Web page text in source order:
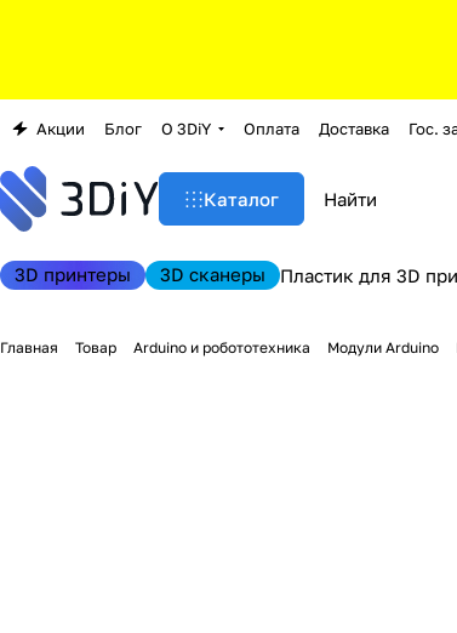
Акции Блог О 3DiY Оплата Доставка Гос.
Каталог
3D принтеры 3D сканеры Пластик для 3D
Главная Товар Arduino и робототехника Модули Arduino